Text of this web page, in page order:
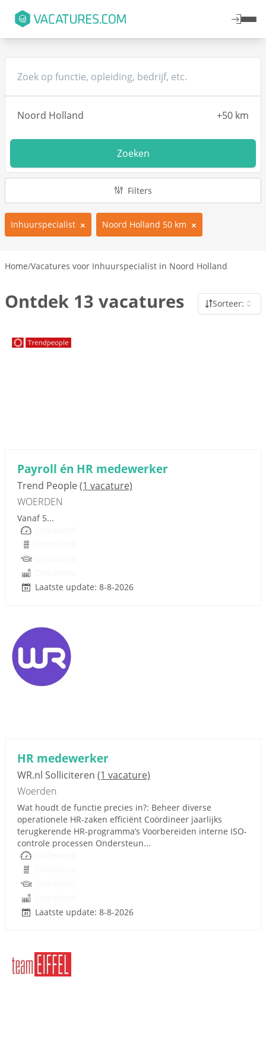
Zoeken
Filters
Inhuurspecialist Noord Holland 50 km
Home/Vacatures voor Inhuurspecialist in Noord Holland
Ontdek 13 vacatures Sorteer:
Payroll én HR medewerker
Trend People(1 vacature)
WOERDEN
Vanaf 5...
Laatste update: 8-8-2026
HR medewerker
WR.nl Solliciteren (1 vacature)
Woerden
Wat houdt de functie precies in?: Beheer diverse
operationele HR-zaken efficiënt Coördineer jaarlijks
terugkerende HR-programma’s Voorbereiden interne ISO-
controle processen Ondersteun...
Laatste update: 8-8-2026